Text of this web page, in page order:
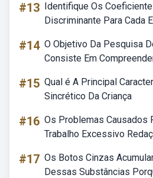
#13 Identifique Os
Discriminante Para Cada
#14 O Objetivo Da Pesquisa
Consiste Em
#15 Qual é A Principal
Sincrético Da Criança
#16 Os Problemas Causados
Trabalho Excessivo
#17 Os Botos Cinzas
Dessas Substâncias